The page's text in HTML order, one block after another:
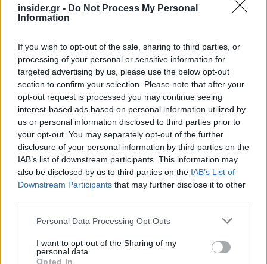
insider.gr - Do Not Process My Personal
Information
If you wish to opt-out of the sale, sharing to third parties, or
processing of your personal or sensitive information for
targeted advertising by us, please use the below opt-out
section to confirm your selection. Please note that after your
opt-out request is processed you may continue seeing
interest-based ads based on personal information utilized by
us or personal information disclosed to third parties prior to
your opt-out. You may separately opt-out of the further
disclosure of your personal information by third parties on the
IAB’s list of downstream participants. This information may
also be disclosed by us to third parties on the IAB’s List of
Downstream Participants that may further disclose it to other
Please note that this website/app uses one or more Google
not limited to your visit or usage behaviour. You may click to
grant or deny consent to Google and its third-party tags to
Personal Data Processing Opt Outs
I want to opt-out of the Sharing of my
personal data.
Opted In
οικονομικές ταξινομήσεις (ESA 2010, GFSM
2014).
Το GoV-ERP θα περιλαμβάνει:
1. Τη λειτουργία του νέου, αναβαθμισμένου
Ολοκληρωμένου Πληροφοριακού Συστήματος
Δημοσιονομικής Διαχείρισης (ΟΠΣΥΔΔ).
2. Την ικανοποίηση των αναγκών του νέου
Λογιστικού Πλαισίου για τη Γενική Κυβέρνηση
(ΛΠΓΚ), όπως διαμορφώνεται μετά τη
δημοσίευση του π.δ.54/2018. Το νέο σύστημα θα
υποστηρίξει την εφαρμογή λογιστικής πλήρους
με το νέο λογιστικό πλαίσιο, το οποίο βασίζεται